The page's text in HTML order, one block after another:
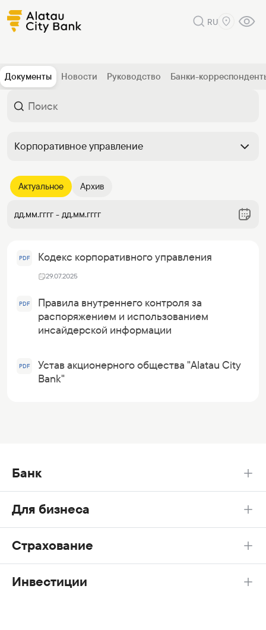
RU
Документы Новости Руководство Банки-
Корпоративное управление
Актуальное Архив
дд.мм.гггг - дд.мм.гггг
PDF Кодекс корпоративного управления
29.07.2025
PDF
Правила внутреннего контроля за
распоряжением и использованием
инсайдерской информации
PDF
Устав акционерного общества "Alatau City
Bank"
Банк
Для бизнеса
Страхование
Инвестиции